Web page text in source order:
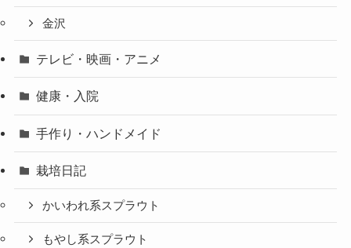
金沢
テレビ・映画・アニメ
健康・入院
手作り・ハンドメイド
栽培日記
かいわれ系スプラウト
もやし系スプラウト